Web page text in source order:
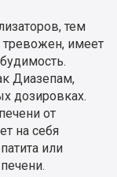
тем
тревожен, имеет
Диазепам,
дозировках.
от
на себя
или